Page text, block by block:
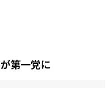
第一党に